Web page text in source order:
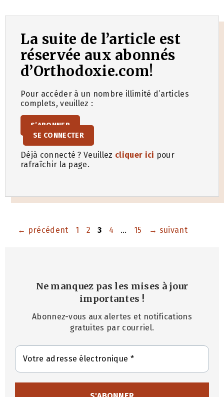
La suite de l’article est
réservée aux abonnés
d’Orthodoxie.com!
Pour accéder à un nombre illimité d’articles
complets, veuillez :
S’ABONNER
SE CONNECTER
Déjà connecté ? Veuillez cliquer ici pour
rafraîchir la page.
← précédent Page
1 Page
2 Page
3 Page
4 … Page
15 → suivant
Ne manquez pas les mises à jour
importantes !
Abonnez-vous aux alertes et notifications
gratuites par courriel.